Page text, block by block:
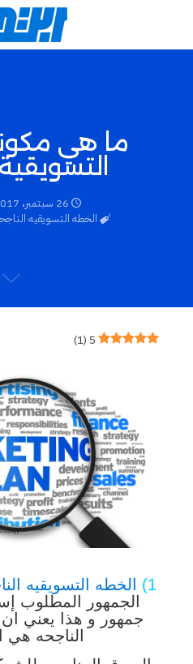
ما هي
26 سبتمبر، 2017
الخطه التسويقيه
5
(
1
)
1) الخطه التسويقيه
الجمهور المطلوب
جمهور و هذا يعني
الناجحه هي